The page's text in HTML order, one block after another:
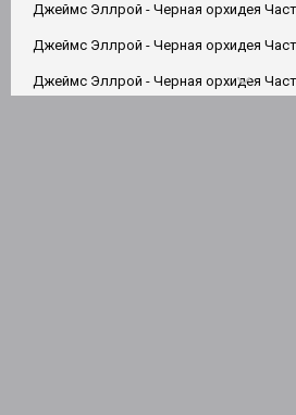
Джеймс Эллрой - Черная орхидея
Джеймс Эллрой - Черная орхидея
Джеймс Эллрой - Черная орхидея